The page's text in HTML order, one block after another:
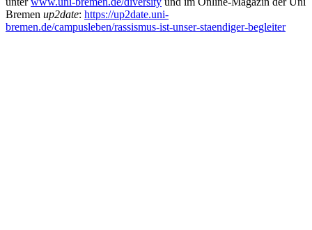
Bremen up2date: https://up2date.uni-
bremen.de/campusleben/rassismus-ist-unser-staendiger-begleiter